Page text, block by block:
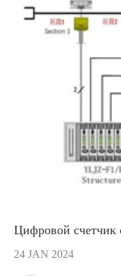
Цифровой счетчик
24 JAN 2024
WhatsApp (如